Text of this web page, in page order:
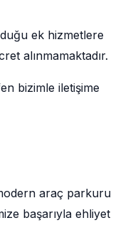
ek hizmetlere
alınmamaktadır.
bizimle iletişime
araç
başarıyla ehliyet